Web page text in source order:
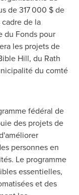
de 317 000 $ de
de la
du Fonds pour
les projets de
Hill, du Rath
du comté
fédéral de
des projets de
personnes en
Le programme
essentielles,
et des